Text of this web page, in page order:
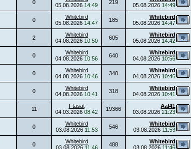
0
05.08.2026 14:49 219
05.08.2026 14:49
0
Whitebird
05.08.2026 14:47 185
Whitebird
05.08.2026 14:47
2
Whitebird
04.08.2026 10:50 605
Whitebird
05.08.2026 14:42
0
Whitebird
04.08.2026 10:56 640
Whitebird
04.08.2026 10:56
0
Whitebird
04.08.2026 10:46 340
Whitebird
04.08.2026 10:46
0
Whitebird
04.08.2026 10:41 318
Whitebird
04.08.2026 10:41
11
Ftasat
04.03.2026 08:42 19366
Aal41
03.08.2026 21:23
0
Whitebird
03.08.2026 11:53 546
Whitebird
03.08.2026 11:53
0
Whitebird
03.08.2026 11:46 488
Whitebird
03.08.2026 11:46